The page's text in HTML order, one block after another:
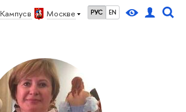
Кампус в Москве РУС EN